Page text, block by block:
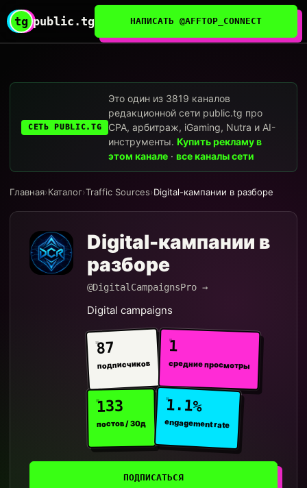
tg public.tg НАПИСАТЬ @AFFTOP_CONNECT
СЕТЬ PUBLIC.TG
Это один из 3819 каналов
редакционной сети public.tg про
CPA, арбитраж, iGaming, Nutra и AI-
инструменты.Купить рекламу в
этом канале ·все каналы сети
Главная›Каталог›Traffic Sources›Digital-кампании в разборе
Digital-кампании в
разборе
@DigitalCampaignsPro →
Digital campaigns
87
подписчиков
1
средние просмотры
133
постов / 30д
1.1%
engagement rate
ПОДПИСАТЬСЯ